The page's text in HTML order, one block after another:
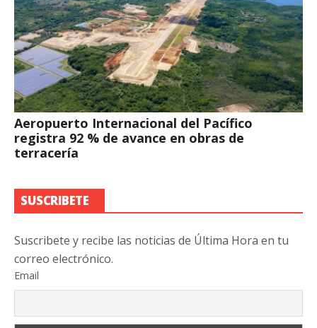
Aeropuerto Internacional del Pacífico
registra 92 % de avance en obras de
terracería
SUSCRIBETE
Suscribete y recibe las noticias de Última Hora en tu
correo electrónico.
Email